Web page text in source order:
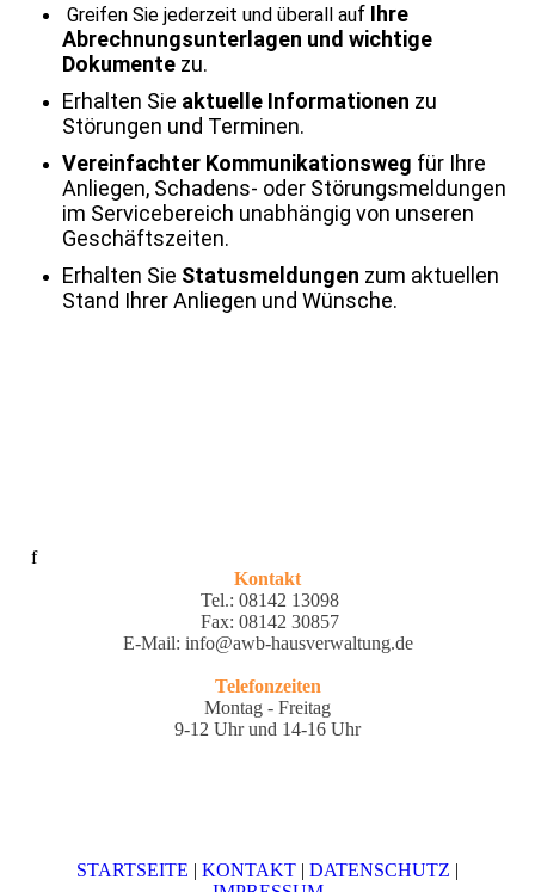
Greifen Sie jederzeit und überall auf Ihre
Abrechnungsunterlagen und wichtige
Dokumente zu.
Erhalten Sie aktuelle Informationen zu
Störungen und Terminen.
Vereinfachter Kommunikationsweg für Ihre
Anliegen, Schadens- oder Störungsmeldungen
im Servicebereich unabhängig von unseren
Geschäftszeiten.
Erhalten Sie Statusmeldungen zum aktuellen
Stand Ihrer Anliegen und Wünsche.
f
Kontakt
Tel.: 08142 13098
Fax: 08142 30857
E-Mail: info@awb-hausverwaltung.de
Telefonzeiten
Montag - Freitag
9-12 Uhr und 14-16 Uhr
STARTSEITE | KONTAKT | DATEN­SCHUTZ |